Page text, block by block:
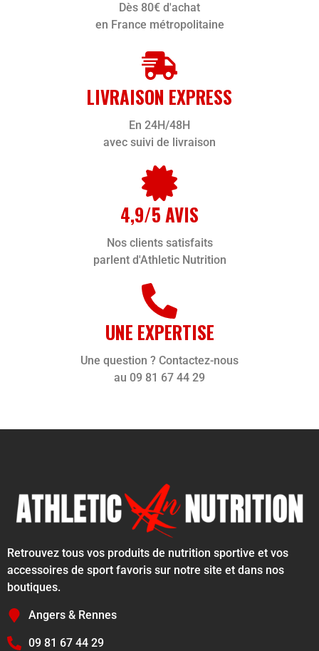
Dès 80€ d'achat
en France métropolitaine
LIVRAISON EXPRESS
En 24H/48H
avec suivi de livraison
4,9/5 AVIS
Nos clients satisfaits
parlent d'Athletic Nutrition
UNE EXPERTISE
Une question ? Contactez-nous
au 09 81 67 44 29
Retrouvez tous vos produits de nutrition sportive et vos
accessoires de sport favoris sur notre site et dans nos
boutiques.
Angers & Rennes
09 81 67 44 29